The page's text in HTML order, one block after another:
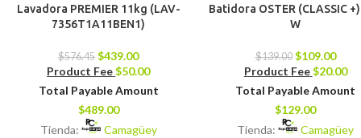
Lavadora PREMIER 11kg (LAV-
7356T1A11BEN1)
$576.45 $439.00
Product Fee$50.00
Total Payable Amount
$489.00
Tienda:
Camagüey
Batidora OSTER (CLASSIC
W
$139.00 $109.00
Product Fee $20.00
Total Payable Amount
$129.00
Tienda:
Camagüey